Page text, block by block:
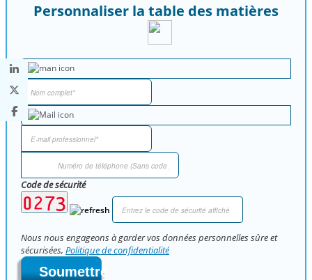
Personnaliser la table des matières
Code de sécurité
Nous nous engageons à garder vos données personnelles sûre et
sécurisées, Politique de confidentialité
Soumettre